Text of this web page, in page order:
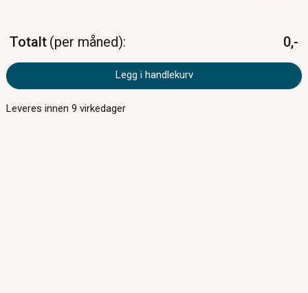
Totalt per måned 0,-
Legg i handlekurv
Leveres innen9 virkedager